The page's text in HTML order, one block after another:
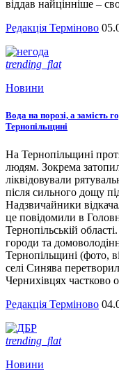
віддав найцінніше –
Редакція Терміново
trending_flat
Новини
Вода на порозі, а замість
Тернопільщині
На Тернопільщині
людям. Зокрема
ліквідовували
після сильного дощу
Надзвичайники
це повідомили в
Тернопільській
городи та
Тернопільщині (фото,
селі Синява
Чернихівцях частково
Редакція Терміново
trending_flat
Новини